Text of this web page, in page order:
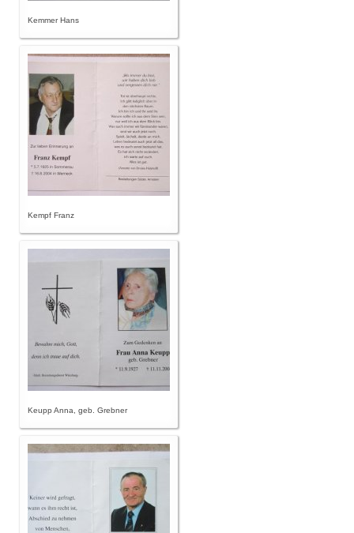
Kemmer Hans
Kempf Franz
Keupp Anna, geb. Grebner